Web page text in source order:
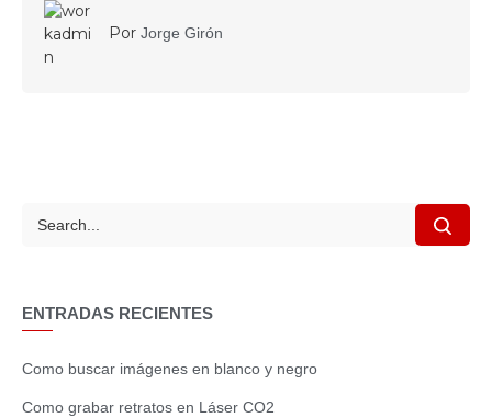
Por Jorge Girón
ENTRADAS RECIENTES
Como buscar imágenes en blanco y negro
Como grabar retratos en Láser CO2
buscando?